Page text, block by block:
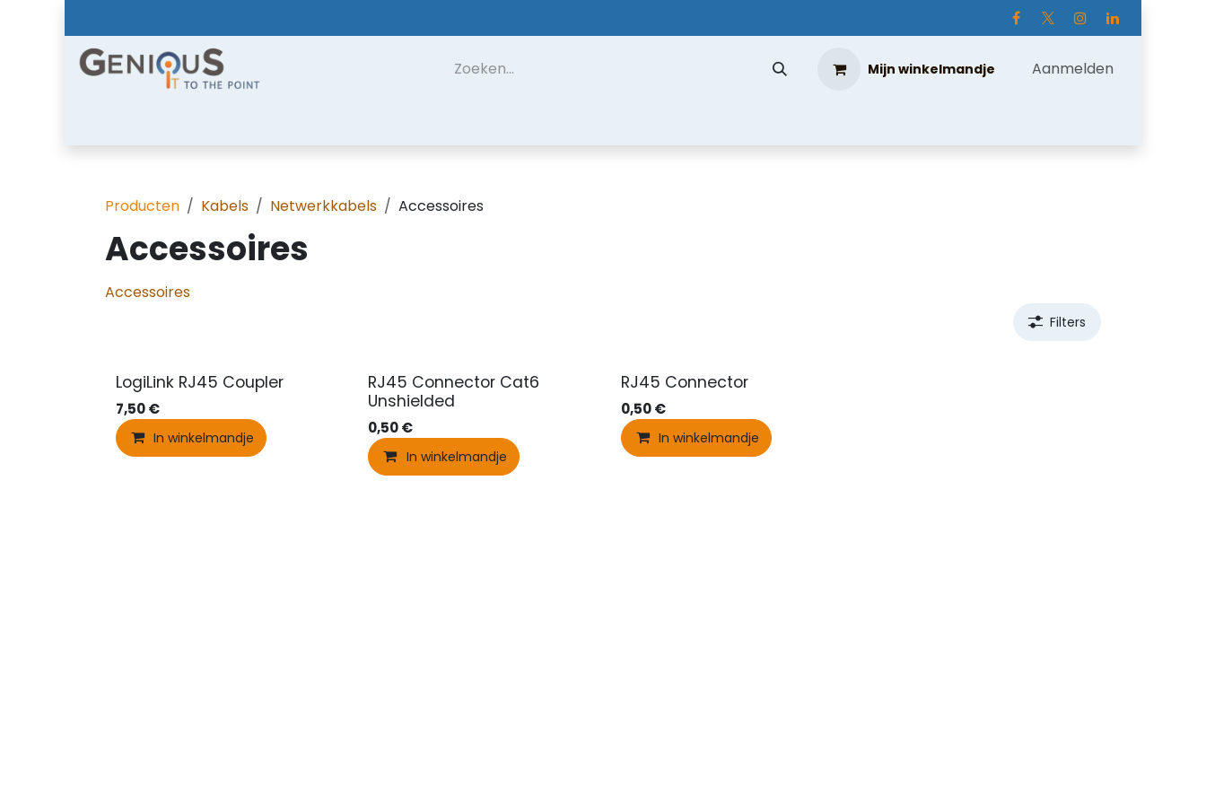
Mijn winkelmandje Aanmelden
Producten Kabels Netwerkkabels Accessoires
Accessoires
Accessoires
Filters
LogiLink RJ45 Coupler
7,50€
In winkelmandje
RJ45 Connector Cat6
Unshielded
0,50€
In winkelmandje
RJ45 Connector
0,50€
In winkelmandje